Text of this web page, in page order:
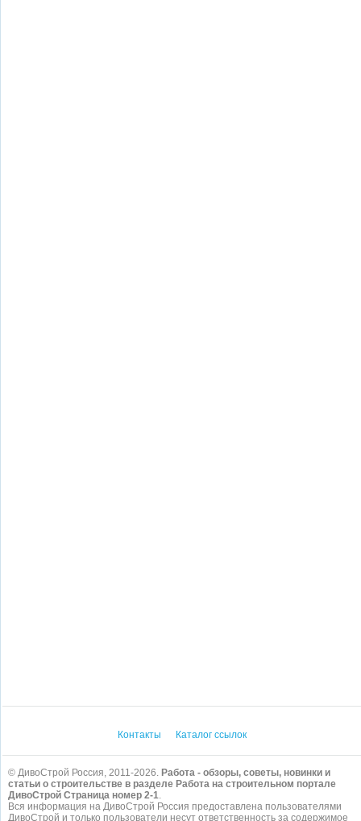
Контакты Каталог ссылок
© ДивоСтрой Россия, 2011-2026. Работа - обзоры, советы, новинки и
статьи о строительстве в разделе Работа на строительном портале
ДивоСтрой Страница номер 2-1.
Вся информация на ДивоСтрой Россия предоставлена пользователями
ДивоСтрой и только пользователи несут ответственность за содержимое